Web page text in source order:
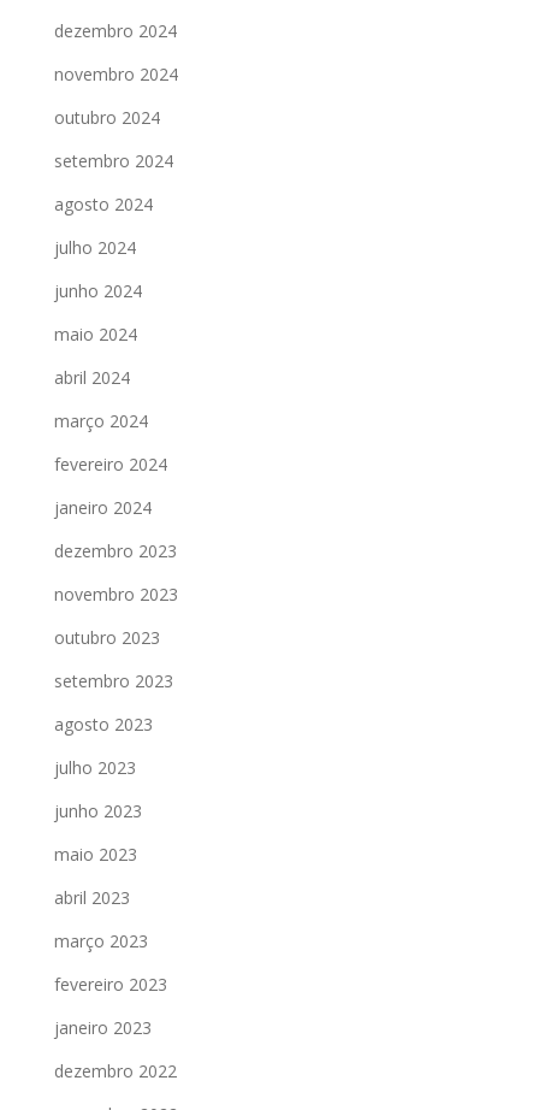
dezembro 2024
novembro 2024
outubro 2024
setembro 2024
agosto 2024
julho 2024
junho 2024
maio 2024
abril 2024
março 2024
fevereiro 2024
janeiro 2024
dezembro 2023
novembro 2023
outubro 2023
setembro 2023
agosto 2023
julho 2023
junho 2023
maio 2023
abril 2023
março 2023
fevereiro 2023
janeiro 2023
dezembro 2022